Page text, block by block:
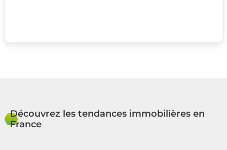
Découvrez les tendances immobilières en
France